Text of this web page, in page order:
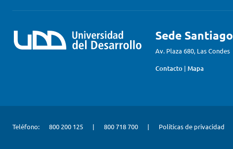
Sede Santiago
Av. Plaza 680, Las Condes
Contacto | Mapa
Teléfono: 800 200 125 | 800 718 700 | Políticas de privacidad